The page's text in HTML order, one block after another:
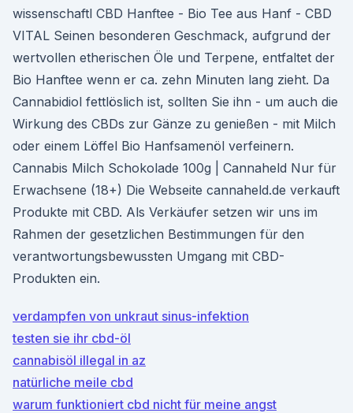
wissenschaftl CBD Hanftee - Bio Tee aus Hanf - CBD
VITAL Seinen besonderen Geschmack, aufgrund der
wertvollen etherischen Öle und Terpene, entfaltet der
Bio Hanftee wenn er ca. zehn Minuten lang zieht. Da
Cannabidiol fettlöslich ist, sollten Sie ihn - um auch die
Wirkung des CBDs zur Gänze zu genießen - mit Milch
oder einem Löffel Bio Hanfsamenöl verfeinern.
Cannabis Milch Schokolade 100g | Cannaheld Nur für
Erwachsene (18+) Die Webseite cannaheld.de verkauft
Produkte mit CBD. Als Verkäufer setzen wir uns im
Rahmen der gesetzlichen Bestimmungen für den
verantwortungsbewussten Umgang mit CBD-
Produkten ein.
verdampfen von unkraut sinus-infektion
testen sie ihr cbd-öl
cannabisöl illegal in az
natürliche meile cbd
warum funktioniert cbd nicht für meine angst